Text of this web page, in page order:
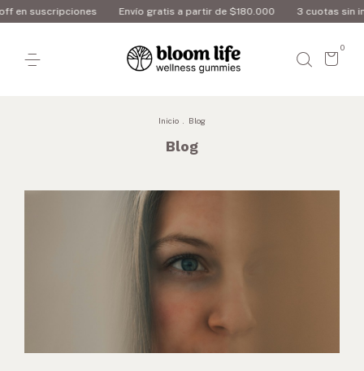
Envío gratis a partir de $180.000 3 cuotas sin interés
0
Inicio Blog
Blog